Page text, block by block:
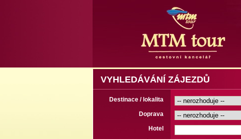
VYHLEDÁVÁNÍ ZÁJEZDŮ
Destinace / lokalita
Doprava
Hotel